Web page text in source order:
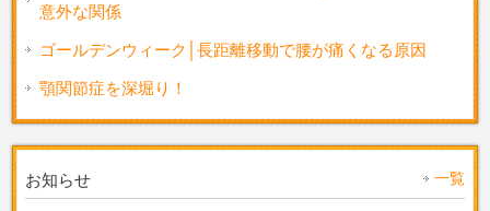
意外な関係
ゴールデンウィーク│長距離移動で腰が痛くなる原因
顎関節症を深堀り！
お知らせ 一覧